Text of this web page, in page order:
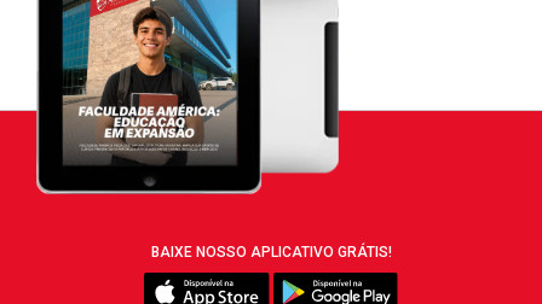
BAIXE NOSSO APLICATIVO GRÁTIS!